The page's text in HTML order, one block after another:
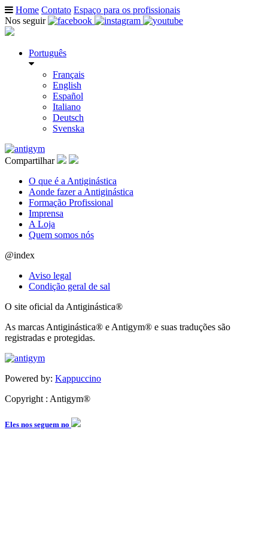
Home Contato Espaço para os profissionais
Nos seguir
Português
Français
English
Español
Italiano
Deutsch
Svenska
Compartilhar
O que é a Antiginástica
Aonde fazer a Antiginástica
Formação Profissional
Imprensa
A Loja
Quem somos nós
@index
Aviso legal
Condição geral de sal
O site oficial da Antiginástica®
As marcas Antiginástica® e Antigym® e suas traduções são
registradas e protegidas.
Powered by: Kappuccino
Copyright : Antigym®
Eles nos seguem no